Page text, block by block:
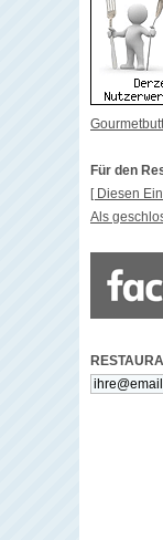
Für den
[ Diesen
Als